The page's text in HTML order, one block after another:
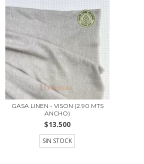
GASA LINEN - VISON (2.90 MTS
ANCHO)
$13.500
SIN STOCK